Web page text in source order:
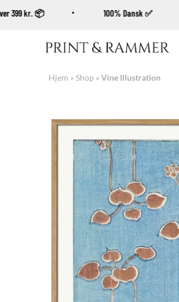
399 kr. 📦 100% Dansk ✅
Hjem »Shop »Vine Illustration